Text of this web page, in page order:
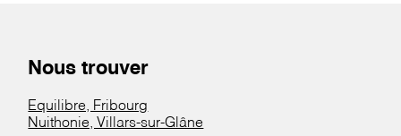
Nous trouver
Equilibre, Fribourg
Nuithonie, Villars-sur-Glâne